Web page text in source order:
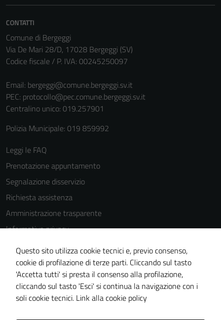
CONTATTI
Comune di Bergeggi
Via De Mari 28/D, 17028 Bergeggi (SV)
Codice fiscale / P. IVA: 00245250097
Email: bergeggi@comune.bergeggi.sv.it
PEC: protocollo@pec.comune.bergeggi.sv.it
Centralino unico: 019.257901
Polizia Municipale: 019 859992
Leggi le FAQ
Prenotazione appuntamento
Segnalazione disservizio
Richiesta assistenza
Amministrazione trasparente
Informativa privacy
Cookie Policy
Note legali
Dichiarazione di accessibilità
Piano di miglioramento del sito
Questo sito utilizza cookie tecnici e, previo consenso,
cookie di profilazione di terze parti. Cliccando sul tasto
'Accetta tutti' si presta il consenso alla profilazione,
cliccando sul tasto 'Esci' si continua la navigazione con i
soli cookie tecnici. Link alla cookie policy